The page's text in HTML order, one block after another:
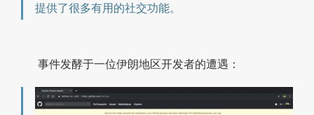
提供了很多有用的社交功能。
事件发酵于一位伊朗地区开发者的遭遇：